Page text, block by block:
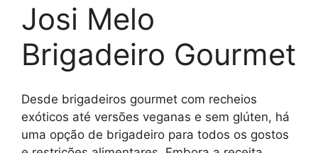
Josi Melo
Brigadeiro Gourmet
Desde brigadeiros gourmet com recheios
exóticos até versões veganas e sem glúten, há
uma opção de brigadeiro para todos os gostos